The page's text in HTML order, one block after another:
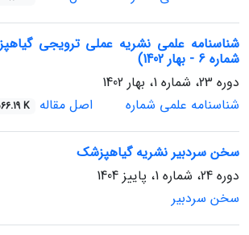
شناسنامه علمی نشریه عملی ترویجی
شماره 6 - بهار 1402)
دوره 23، شماره 1، بهار 1402
شناسنامه علمی شماره
اصل مقاله K
سخن سردبیر نشریه گیاهپزشک
دوره 24، شماره 1، پاییز 1404
سخن سردبیر